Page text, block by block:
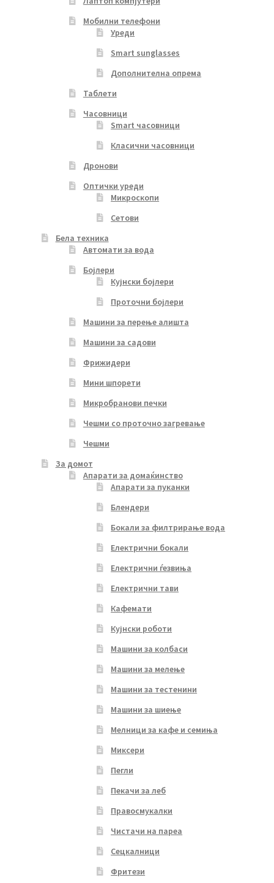
Мобилни телефони
Уреди
Smart sunglasses
Дополнителна опрема
Таблети
Часовници
Smart часовници
Класични часовници
Дронови
Оптички уреди
Микроскопи
Сетови
Бела техника
Автомати за вода
Бојлери
Кујнски бојлери
Проточни бојлери
Машини за перење алишта
Машини за садови
Фрижидери
Мини шпорети
Микробранови печки
Чешми со проточно загревање
Чешми
За домот
Апарати за домаќинство
Апарати за пуканки
Блендери
Бокали за филтрирање вода
Електрични бокали
Електрични ѓезвиња
Електрични тави
Кафемати
Кујнски роботи
Машини за колбаси
Машини за мелење
Машини за тестенини
Машини за шиење
Мелници за кафе и семиња
Миксери
Пегли
Пекачи за леб
Правосмукалки
Чистачи на пареа
Сецкалници
Фритези